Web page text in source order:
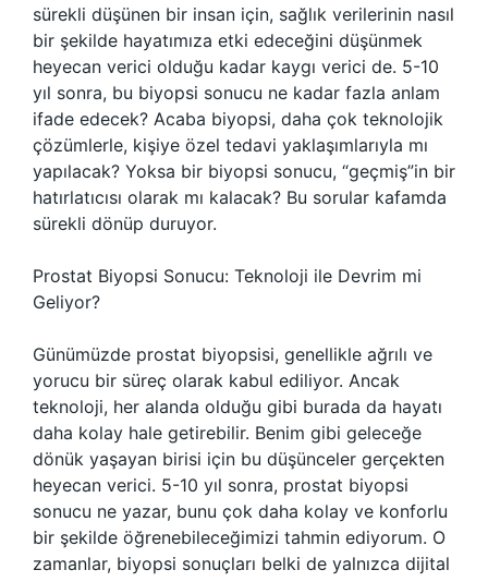
sürekli düşünen bir insan için, sağlık verilerinin nasıl
bir şekilde hayatımıza etki edeceğini düşünmek
heyecan verici olduğu kadar kaygı verici de. 5-10
yıl sonra, bu biyopsi sonucu ne kadar fazla anlam
ifade edecek? Acaba biyopsi, daha çok teknolojik
çözümlerle, kişiye özel tedavi yaklaşımlarıyla mı
yapılacak? Yoksa bir biyopsi sonucu, “geçmiş”in bir
hatırlatıcısı olarak mı kalacak? Bu sorular kafamda
sürekli dönüp duruyor.
Prostat Biyopsi Sonucu: Teknoloji ile Devrim mi
Geliyor?
Günümüzde prostat biyopsisi, genellikle ağrılı ve
yorucu bir süreç olarak kabul ediliyor. Ancak
teknoloji, her alanda olduğu gibi burada da hayatı
daha kolay hale getirebilir. Benim gibi geleceğe
dönük yaşayan birisi için bu düşünceler gerçekten
heyecan verici. 5-10 yıl sonra, prostat biyopsi
sonucu ne yazar, bunu çok daha kolay ve konforlu
bir şekilde öğrenebileceğimizi tahmin ediyorum. O
zamanlar, biyopsi sonuçları belki de yalnızca dijital